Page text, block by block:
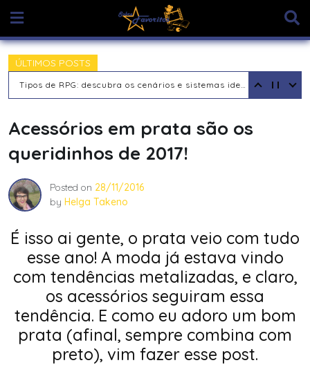
content
ÚLTIMOS POSTS
Tipos de RPG: descubra os cenários e sistemas ideais para sua aventura
Acessórios em prata são os
queridinhos de 2017!
Posted on 28/11/2016
by Helga Takeno
É isso ai gente, o prata veio com tudo
esse ano! A moda já estava vindo
com tendências metalizadas, e claro,
os acessórios seguiram essa
tendência. E como eu adoro um bom
prata (afinal, sempre combina com
preto), vim fazer esse post.